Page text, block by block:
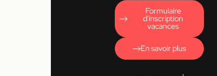
Formulaire
d'inscription
vacances
En savoir plus